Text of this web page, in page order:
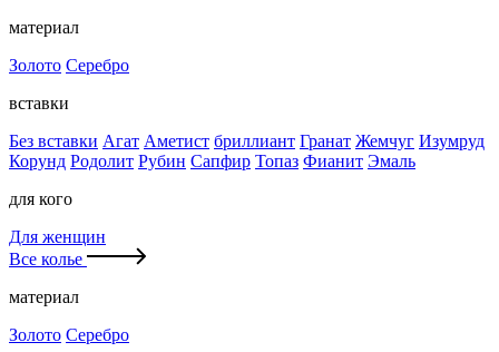
материал
Золото Серебро
вставки
Без вставки Агат Аметист бриллиант Гранат Жемчуг Изумруд
Корунд Родолит Рубин Сапфир Топаз Фианит Эмаль
для кого
Для женщин
Все колье
материал
Золото Серебро